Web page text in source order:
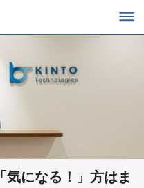
気になる！」方はま